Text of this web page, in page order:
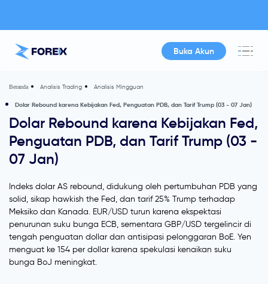
Buka Akun
Beranda Analisis Trading Analisis Mingguan
Dolar Rebound karena Kebijakan Fed, Penguatan PDB, dan Tarif Trump (03 - 07 Jan)
Dolar Rebound karena Kebijakan Fed,
Penguatan PDB, dan Tarif Trump (03 -
07 Jan)
Indeks dolar AS rebound, didukung oleh pertumbuhan PDB yang
solid, sikap hawkish the Fed, dan tarif 25% Trump terhadap
Meksiko dan Kanada. EUR/USD turun karena ekspektasi
penurunan suku bunga ECB, sementara GBP/USD tergelincir di
tengah penguatan dollar dan antisipasi pelonggaran BoE. Yen
menguat ke 154 per dollar karena spekulasi kenaikan suku
bunga BoJ meningkat.